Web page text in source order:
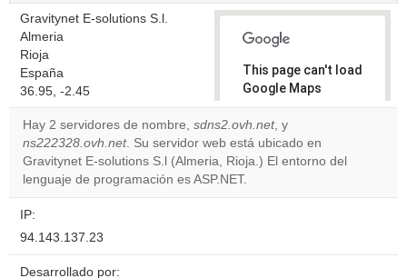
Gravitynet E-solutions S.l.
Almeria
Rioja
España
36.95, -2.45
This page can't load
Google Maps
correctly.
Do you
own this
OK
Hay 2 servidores de nombre, sdns2.ovh.net, y
ns222328.ovh.net. Su servidor web está ubicado en
Gravitynet E-solutions S.l (Almeria, Rioja.) El entorno del
lenguaje de programación es ASP.NET.
IP:
94.143.137.23
Desarrollado por: